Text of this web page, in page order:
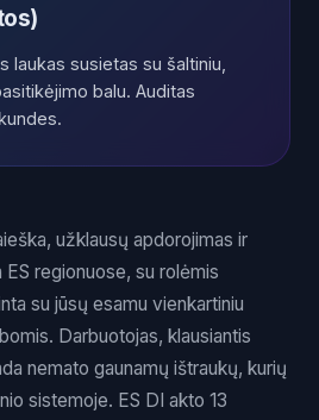
laukas susietas su šaltiniu,
balu. Auditas
užklausų apdorojimas ir
regionuose, su rolėmis
su jūsų esamu vienkartiniu
Darbuotojas, klausiantis
nemato gaunamų ištraukų, kurių
sistemoje. ES DI akto 13